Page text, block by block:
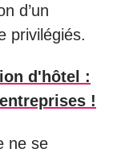
d’un
privilégiés.
d'hôtel :
!
ne se